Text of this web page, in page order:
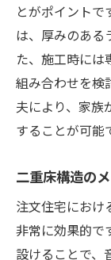
とがポイントで
は、厚みのある
た、施工時には
組み合わせを検
夫により、家族
することが可能
二重床構造の
注文住宅におけ
非常に効果的で
設けることで、